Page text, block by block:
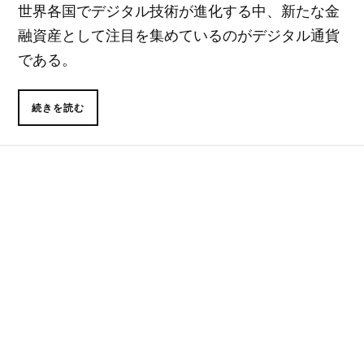
世界各国でデジタル技術が進化する中、新たな金
融資産として注目を集めているのがデジタル通貨
である。
続きを読む